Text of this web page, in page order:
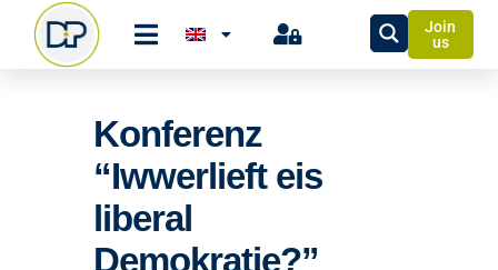
Join
us
Konferenz
“Iwwerlieft eis
liberal
Demokratie?”